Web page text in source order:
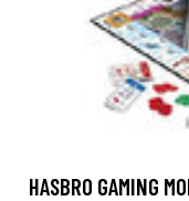
HASBRO GAMING